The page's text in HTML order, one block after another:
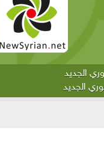
الجديد
الجديد